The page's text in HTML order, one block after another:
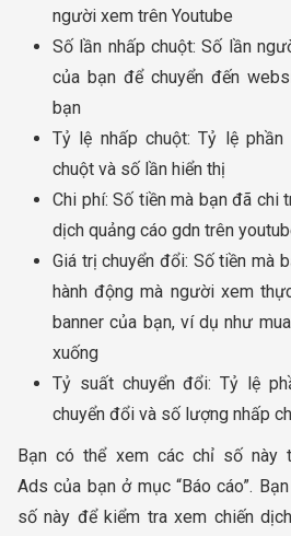
người xem trên Youtube
Số lần nhấp chuột: Số lần
của bạn để chuyển đến
bạn
Tỷ lệ nhấp chuột: Tỷ lệ
chuột và số lần hiển thị
Chi phí: Số tiền mà bạn đã chi
dịch quảng cáo gdn trên
Giá trị chuyển đổi: Số tiền mà
hành động mà người xem
banner của bạn, ví dụ như
xuống
Tỷ suất chuyển đổi: Tỷ lệ
chuyển đổi và số lượng nhấp
Bạn có thể xem các chỉ số này
Ads của bạn ở mục “Báo cáo”.
số này để kiểm tra xem chiến dịch